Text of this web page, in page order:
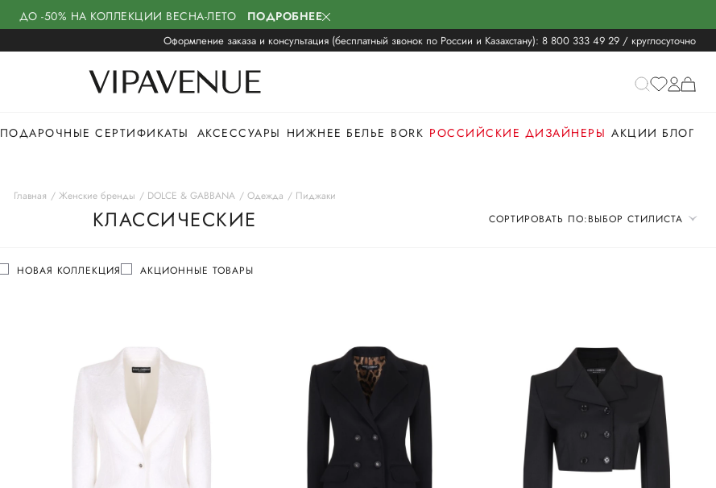
ДО -50% НА КОЛЛЕКЦИИ ВЕСНА-ЛЕТО ПОДРОБНЕЕ
Оформление заказа и консультация (бесплатный звонок по России и Казахстану): 8 800 333 49 29 / круглосуточно
ПОДАРОЧНЫЕ СЕРТИФИКАТЫ АКСЕССУАРЫ НИЖНЕЕ БЕЛЬЕ BORK РОССИЙСКИЕ ДИЗАЙНЕРЫ АКЦИИ БЛОГ
Главная Женские бренды DOLCE & GABBANA Одежда Пиджаки
КЛАССИЧЕСКИЕ СОРТИРОВАТЬ ПО:ВЫБОР СТИЛИСТА
НОВАЯ КОЛЛЕКЦИЯ АКЦИОННЫЕ ТОВАРЫ